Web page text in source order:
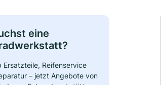
eine
Ersatzteile, Reifenservice
– jetzt Angebote von